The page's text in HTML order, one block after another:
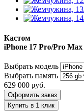
Кастом
iPhone 17 Pro/Pro Max
Выбрать модель
Выбрать память
629 000 руб.
Оформить заказ
Купить в 1 клик